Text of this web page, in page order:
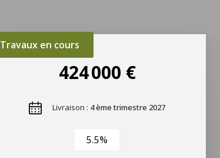
Travaux en cours
424 000 €
Livraison : 4 ème trimestre 2027
5.5%